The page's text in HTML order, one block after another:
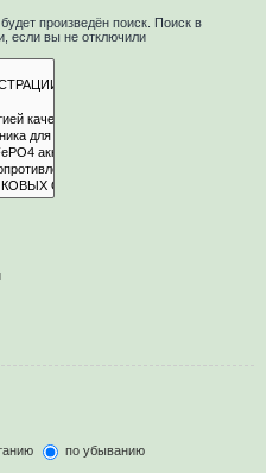
произведён поиск. Поиск в
если вы не отключили
по убыванию